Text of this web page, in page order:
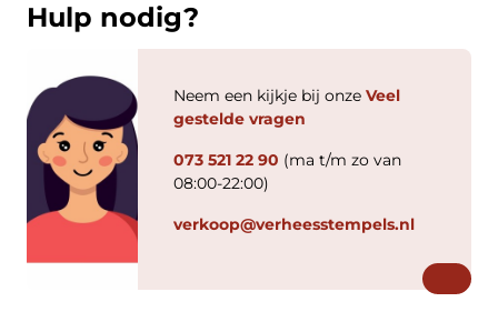
Hulp nodig?
Neem een kijkje bij onze Veel
gestelde vragen
073 521 22 90 (ma t/m zo van
08:00-22:00)
verkoop@verheesstempels.nl